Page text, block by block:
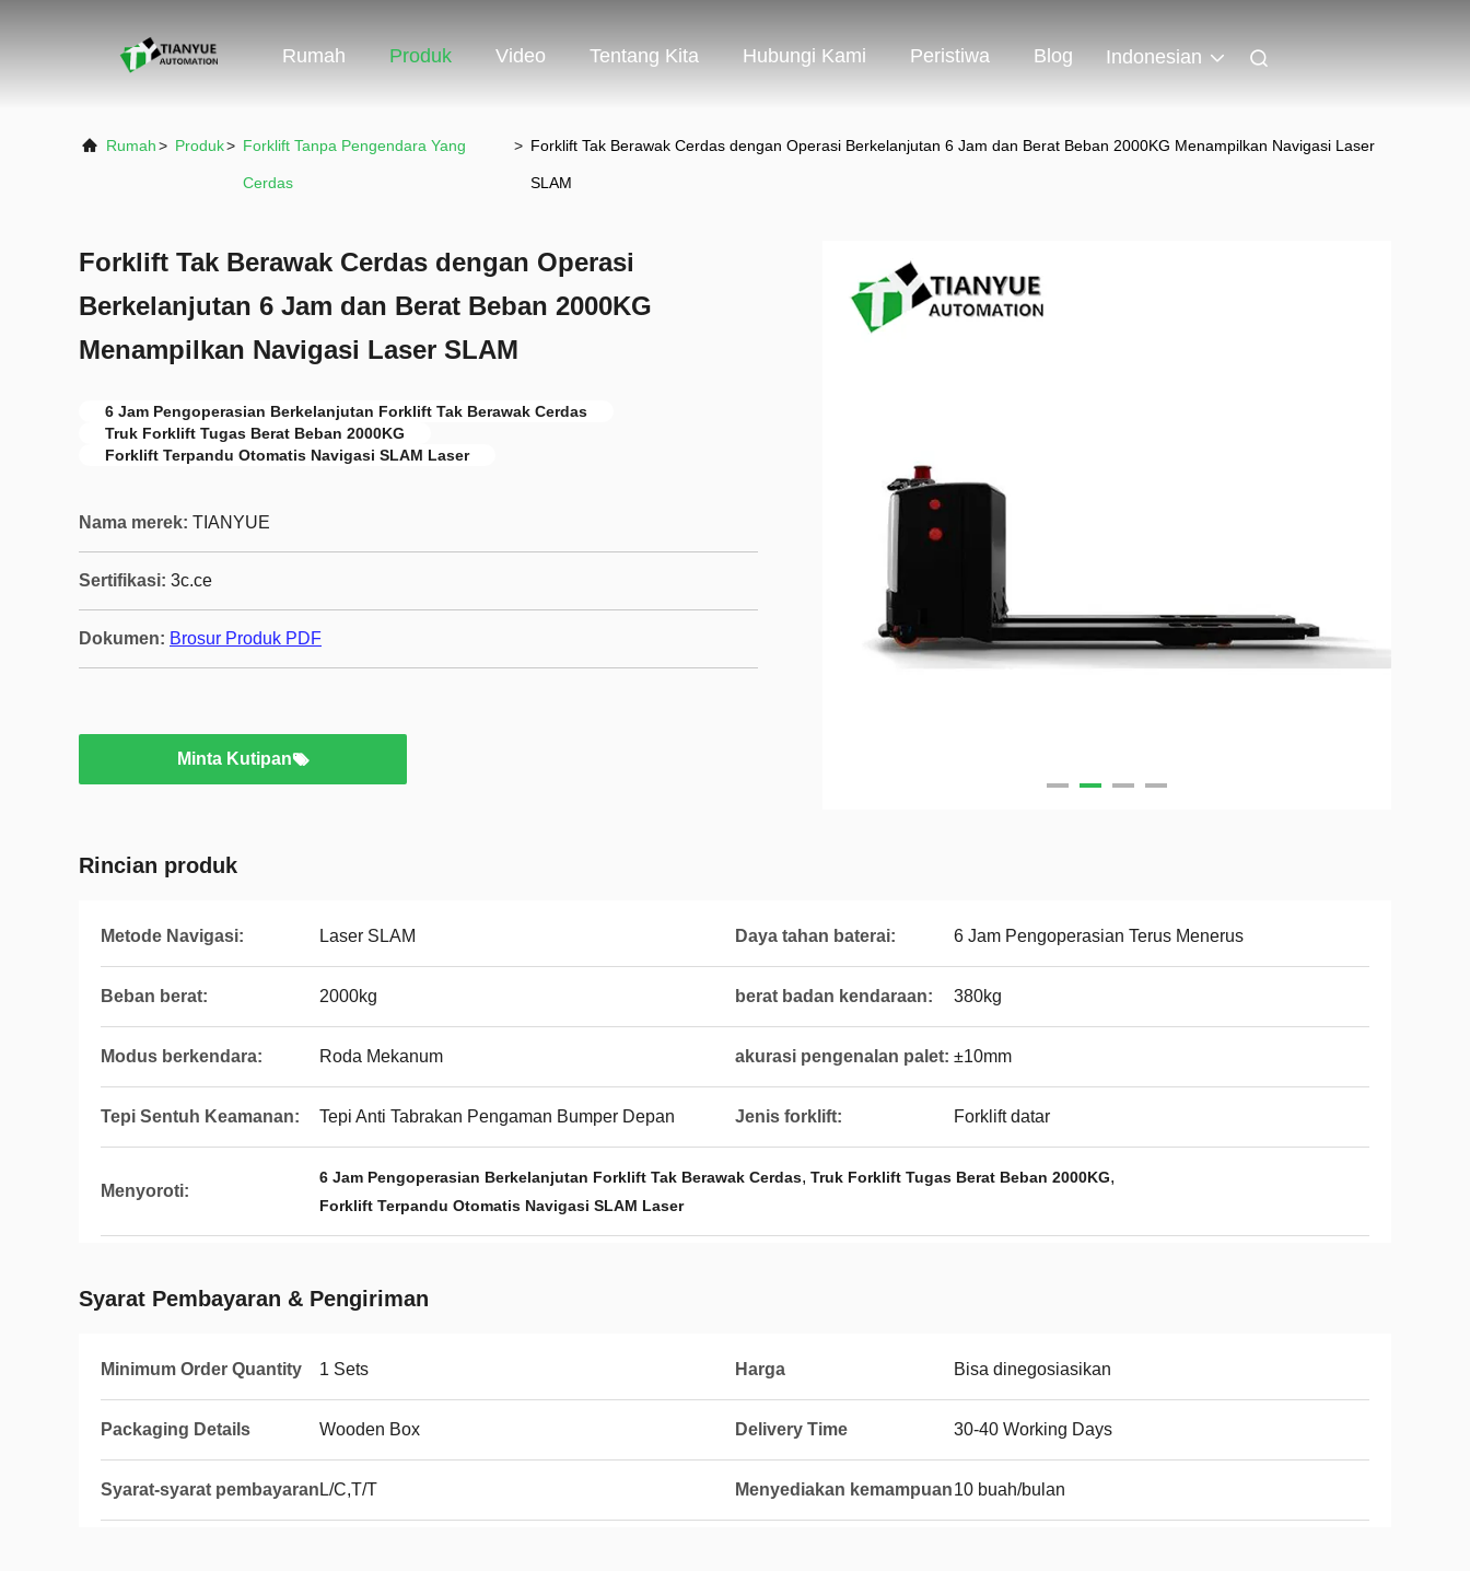
Rumah Produk Video Tentang Kita Hubungi Kami Peristiwa Blog Indonesian
Rumah> Produk> Forklift Tanpa Pengendara Yang
Cerdas
> Forklift Tak Berawak Cerdas dengan Operasi Berkelanjutan 6 Jam dan Berat Beban 2000KG Menampilkan Navigasi Laser
SLAM
Forklift Tak Berawak Cerdas dengan Operasi
Berkelanjutan 6 Jam dan Berat Beban 2000KG
Menampilkan Navigasi Laser SLAM
6 Jam Pengoperasian Berkelanjutan Forklift Tak Berawak Cerdas
Truk Forklift Tugas Berat Beban 2000KG
Forklift Terpandu Otomatis Navigasi SLAM Laser
Nama merek: TIANYUE
Sertifikasi: 3c.ce
Dokumen: Brosur Produk PDF
Minta Kutipan
Rincian produk
Metode Navigasi: Laser SLAM Daya tahan baterai: 6 Jam Pengoperasian Terus Menerus
Beban berat: 2000kg berat badan kendaraan: 380kg
Modus berkendara: Roda Mekanum akurasi pengenalan palet: ±10mm
Tepi Sentuh Keamanan: Tepi Anti Tabrakan Pengaman Bumper Depan Jenis forklift: Forklift datar
Menyoroti:
6 Jam Pengoperasian Berkelanjutan Forklift Tak Berawak Cerdas, Truk Forklift Tugas Berat Beban 2000KG,
Forklift Terpandu Otomatis Navigasi SLAM Laser
Syarat Pembayaran & Pengiriman
Minimum Order Quantity 1 Sets Harga Bisa dinegosiasikan
Packaging Details Wooden Box Delivery Time 30-40 Working Days
Syarat-syarat pembayaran L/C,T/T Menyediakan kemampuan10 buah/bulan